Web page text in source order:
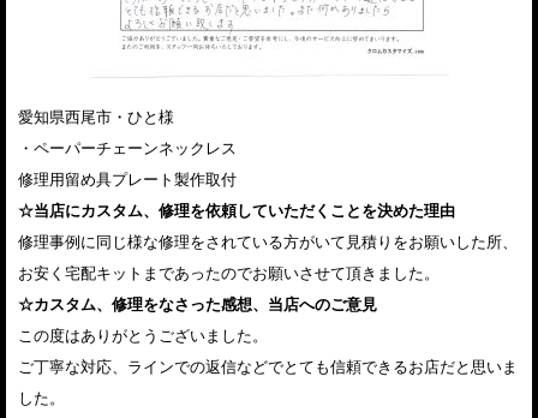
愛知県西尾市・ひと様
・ペーパーチェーンネックレス
修理用留め具プレート製作取付
☆当店にカスタム、修理を依頼していただくことを決めた理由
修理事例に同じ様な修理をされている方がいて見積りをお願いした所、
お安く宅配キットまであったのでお願いさせて頂きました。
☆カスタム、修理をなさった感想、当店へのご意見
この度はありがとうございました。
ご丁寧な対応、ラインでの返信などでとても信頼できるお店だと思いま
した。